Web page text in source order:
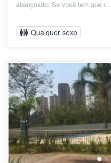
abençoado. Se você tem que r...
Qualquer sexo